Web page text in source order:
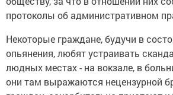
протоколы об административном
опьянения, любят устраивать
людных местах - на вокзале, в
они там выражаются нецензурной
граждан, оскорбительно пристают к